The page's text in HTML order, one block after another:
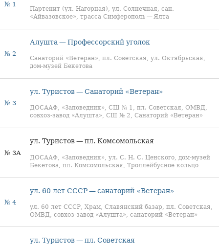
№ 1
Партенит (ул. Нагорная), ул. Солнечная, сан.
«Айвазовское», трасса Симферополь — Ялта
№ 2
Алушта — Профессорский уголок
Санаторий «Ветеран», пл. Советская, ул. Октябрьская,
дом-музей Бекетова
№ 3
ул. Туристов — Санаторий «Ветеран»
ДОСААФ, «Заповедник», СШ № 1, пл. Советская, ОМВД,
совхоз-завод «Алушта», СШ № 2, Санаторий «Ветеран»
№ 3А
ул. Туристов — пл. Комсомольская
ДОСААФ, «Заповедник», ул. С. Н. С. Ценского, дом-музей
Бекетова, пл. Комсомольская, Троллейбусное кольцо
№ 4
ул. 60 лет СССР — санаторий «Ветеран»
ул. 60 лет СССР, Храм, Славянский базар, пл. Советская,
ОМВД, совхоз-завод «Алушта», санаторий «Ветеран»
ул. Туристов — пл. Советская